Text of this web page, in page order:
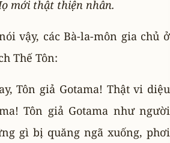
mới thật thiện nhân.
vậy, các Bà-la-môn gia chủ ở
Thế Tôn:
Tôn giả Gotama! Thật vi diệu
Tôn giả Gotama như người
gì bị quăng ngã xuống, phơi